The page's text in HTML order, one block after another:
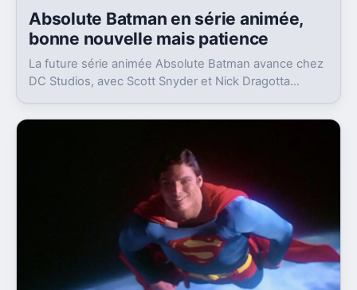
Absolute Batman en série animée,
bonne nouvelle mais patience
La future série animée Absolute Batman avance chez
DC Studios, avec Scott Snyder et Nick Dragotta
demain.